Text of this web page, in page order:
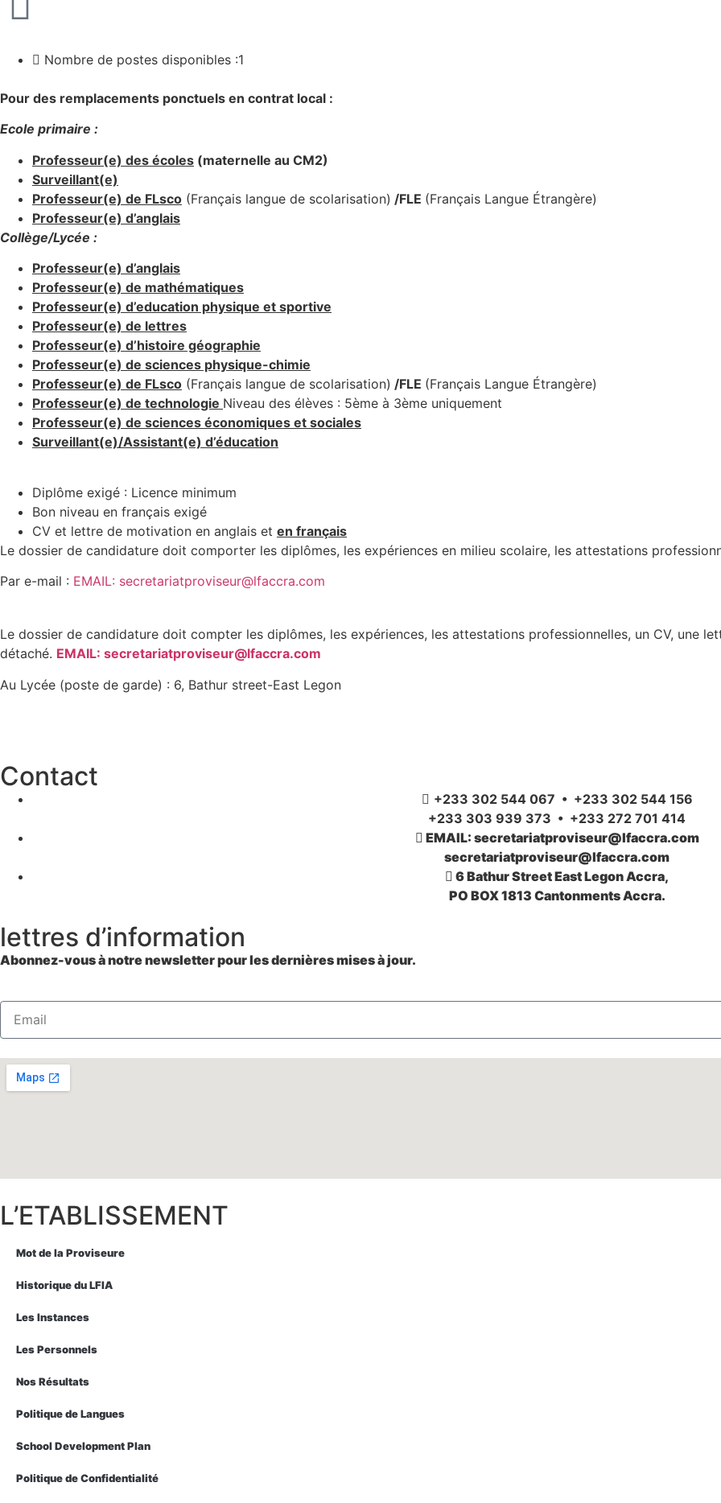
Nombre de postes disponibles :1
Pour des remplacements ponctuels en contrat local :
Ecole primaire :
Professeur(e) des écoles (maternelle au CM2)
Surveillant(e)
Professeur(e) de FLsco (Français langue de scolarisation) /FLE (Français Langue Étrangère)
Professeur(e) d’anglais
Collège/Lycée :
Professeur(e) d’anglais
Professeur(e) de mathématiques
Professeur(e) d’education physique et sportive
Professeur(e) de lettres
Professeur(e) d’histoire géographie
Professeur(e) de sciences physique-chimie
Professeur(e) de FLsco (Français langue de scolarisation) /FLE (Français Langue Étrangère)
Professeur(e) de technologie Niveau des élèves : 5ème à 3ème uniquement
Professeur(e) de sciences économiques et sociales
Surveillant(e)/Assistant(e) d’éducation
Diplôme exigé : Licence minimum
Bon niveau en français exigé
CV et lettre de motivation en anglais et en français
Le dossier de candidature doit comporter les diplômes, les expériences en milieu scolaire, les attestations
Par e-mail : EMAIL: secretariatproviseur@lfaccra.com
Le dossier de candidature doit compter les diplômes, les expériences, les attestations professionnelles, un CV, une
détaché. EMAIL: secretariatproviseur@lfaccra.com
Au Lycée (poste de garde) : 6, Bathur street-East Legon
Contact
+233 302 544 067 • +233 302 544 156
+233 303 939 373 • +233 272 701 414
EMAIL: secretariatproviseur@lfaccra.com
secretariatproviseur@lfaccra.com
6 Bathur Street East Legon Accra,
PO BOX 1813 Cantonments Accra.
lettres d’information
Abonnez-vous à notre newsletter pour les dernières mises à jour.
L’ETABLISSEMENT
Mot de la Proviseure
Historique du LFIA
Les Instances
Les Personnels
Nos Résultats
Politique de Langues
School Development Plan
Politique de Confidentialité